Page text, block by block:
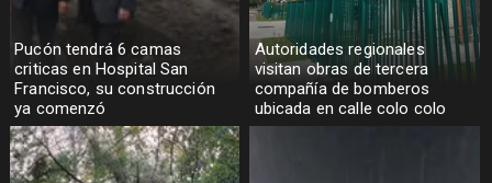
Pucón tendrá 6 camas
criticas en Hospital San
Francisco, su construcción
ya comenzó
Autoridades regionales
visitan obras de tercera
compañía de bomberos
ubicada en calle colo colo